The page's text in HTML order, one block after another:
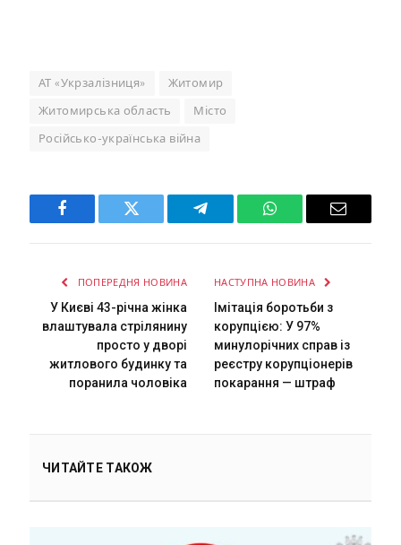
АТ «Укрзалізниця» Житомир
Житомирська область Місто
Російсько-українська війна
Facebook Twitter Telegram WhatsAppEmail
ПОПЕРЕДНЯ НОВИНА
У Києві 43-річна жінка
влаштувала стрілянину
просто у дворі
житлового будинку та
поранила чоловіка
НАСТУПНА НОВИНА
Імітація боротьби з
корупцією: У 97%
минулорічних справ із
реєстру корупціонерів
покарання — штраф
ЧИТАЙТЕ ТАКОЖ